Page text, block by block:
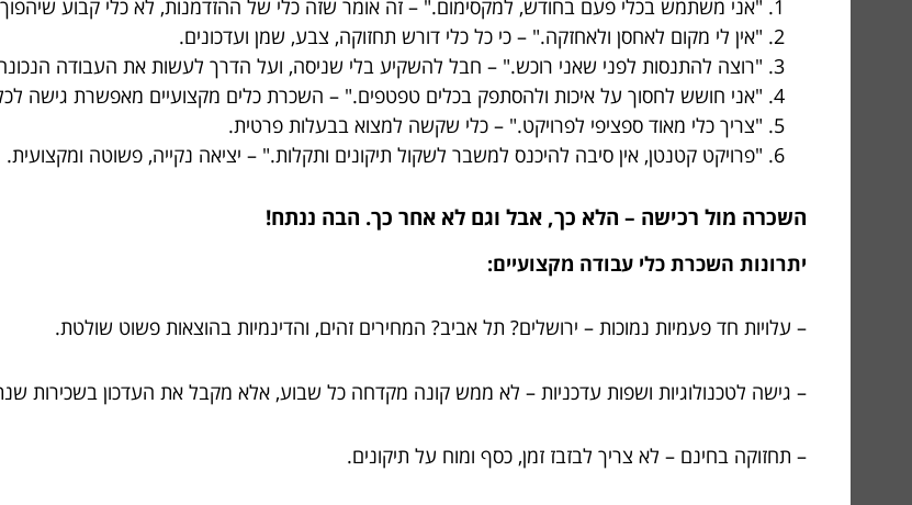
"אני משתמש בכלי פעם בחודש, למקסימום." – זה אומר שזה כלי של ההזדמנות, לא כלי קבוע
"אין לי מקום לאחסן ולאחזקה." – כי כל כלי דורש תחזוקה, צבע, שמן ועדכונים.
"רוצה להתנסות לפני שאני רוכש." – חבל להשקיע בלי שניסה, ועל הדרך לעשות את העבודה
"אני חושש לחסוך על איכות ולהסתפק בכלים טפטפים." – השכרת כלים מקצועיים מאפשרת גישה
"צריך כלי מאוד ספציפי לפרויקט." – כלי שקשה למצוא בבעלות פרטית.
"פרויקט קטנטן, אין סיבה להיכנס למשבר לשקול תיקונים ותקלות." – יציאה נקייה, פשוטה ומקצועית.
השכרה מול רכישה – הלא כך, אבל וגם לא אחר כך. הבה ננתח!
יתרונות השכרת כלי עבודה מקצועיים:
– עלויות חד פעמיות נמוכות – ירושלים? תל אביב? המחירים זהים, והדינמיות בהוצאות פשוט שולטת.
– גישה לטכנולוגיות ושפות עדכניות – לא ממש קונה מקדחה כל שבוע, אלא מקבל את העדכון בשכירות
– תחזוקה בחינם – לא צריך לבזבז זמן, כסף ומוח על תיקונים.